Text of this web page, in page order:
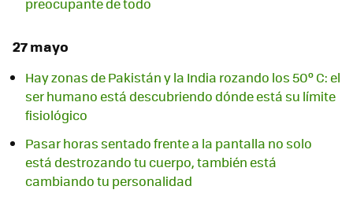
27 mayo
Hay zonas de Pakistán y la India rozando los 50º C: el
ser humano está descubriendo dónde está su límite
fisiológico
Pasar horas sentado frente a la pantalla no solo
está destrozando tu cuerpo, también está
cambiando tu personalidad